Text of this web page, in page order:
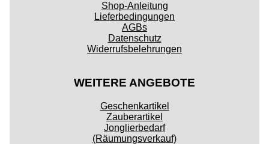
Shop-Anleitung
Lieferbedingungen
AGBs
Datenschutz
Widerrufsbelehrungen
WEITERE ANGEBOTE
Geschenkartikel
Zauberartikel
Jonglierbedarf
(Räumungsverkauf)